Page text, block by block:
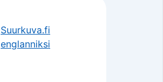
Suurkuva.fi
englanniksi